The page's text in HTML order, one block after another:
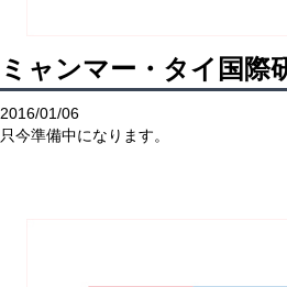
ミャンマー・タイ国際
2016/01/06
只今準備中になります。